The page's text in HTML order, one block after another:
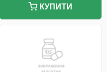
КУПИТИ